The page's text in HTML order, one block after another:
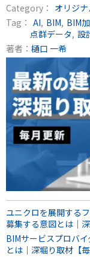
Category： オリジ
Tag： AI BIM BIM
点群データ 設
著者： 樋口 一希
ユニクロを展開する
募集する意図とは｜
BIMサービスプロバ
とは｜深堀り取材【毎